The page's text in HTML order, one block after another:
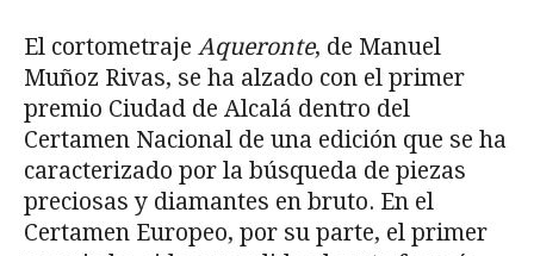
El cortometraje Aqueronte, de Manuel
Muñoz Rivas, se ha alzado con el primer
premio Ciudad de Alcalá dentro del
Certamen Nacional de una edición que se ha
caracterizado por la búsqueda de piezas
preciosas y diamantes en bruto. En el
Certamen Europeo, por su parte, el primer